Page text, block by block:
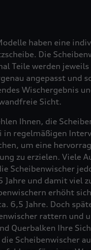
haben eine
Die
Teile werden jeweils
angepasst und
Wischergebnis
Sicht.
Ihnen, die
in regelmäßigen
um eine
zu erzielen. Viele
Scheibenwischer
Jahre und damit viel
erhöht
6,5 Jahre. Doch
rattern und
Querbalken Ihre
Scheibenwischer